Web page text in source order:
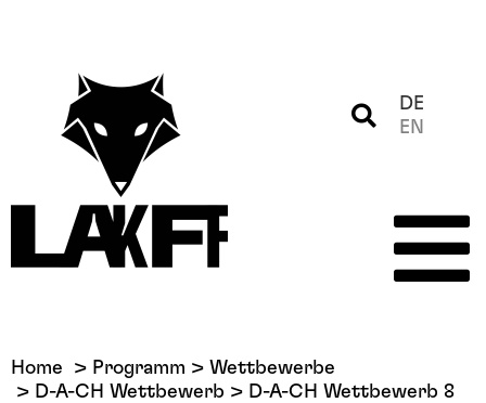
DE
EN
Home Programm
Wettbewerbe
D-A-CH Wettbewerb
D-A-CH Wettbewerb 8